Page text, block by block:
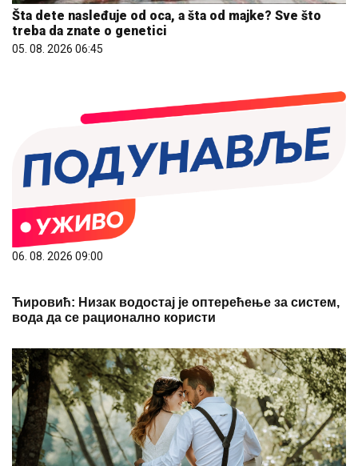
Šta dete nasleđuje od oca, a šta od majke? Sve što
treba da znate o genetici
05. 08. 2026 06:45
06. 08. 2026 09:00
Ћировић: Низак водостај је оптерећење за систем,
вода да се рационално користи